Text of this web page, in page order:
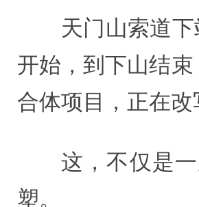
天门山索道
开始，到下山结
合体项目，正在
这，不仅是
塑。